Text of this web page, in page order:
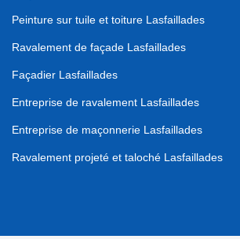
Peinture sur tuile et toiture Lasfaillades
Ravalement de façade Lasfaillades
Façadier Lasfaillades
Entreprise de ravalement Lasfaillades
Entreprise de maçonnerie Lasfaillades
Ravalement projeté et taloché Lasfaillades